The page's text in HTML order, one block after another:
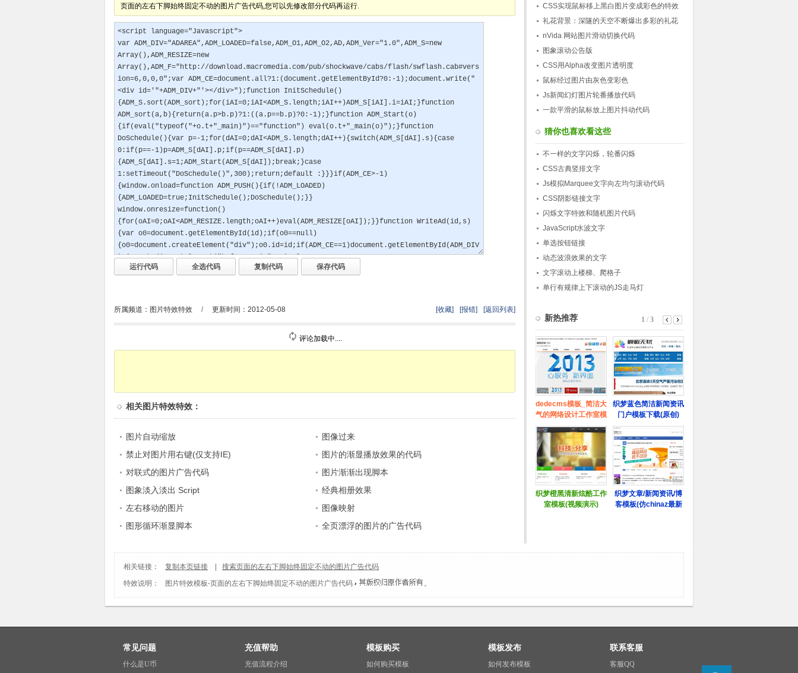
页面的左右下脚始终固定不动的图片广告代码,您可以先修改部分代码再运行.
所属频道： 图片特效特效 / 更新时间：2012-05-08 [收藏] [报错] [返回列表]
评论加载中....
相关图片特效特效 ：
图片自动缩放
图像过来
禁止对图片用右键(仅支持IE)
图片的渐显播放效果的代码
对联式的图片广告代码
图片渐渐出现脚本
图象淡入淡出 Script
经典相册效果
左右移动的图片
图像映射
图形循环渐显脚本
全页漂浮的图片的广告代码
放
CSS实现鼠标移上黑白图片变成彩色的特效
礼花背景：深隧的天空不断爆出多彩的礼花
nVida 网站图片滑动切换代码
图象滚动公告版
CSS用Alpha改变图片透明度
鼠标经过图片由灰色变彩色
Js新闻幻灯图片轮番播放代码
一款平滑的鼠标放上图片抖动代码
猜你也喜欢看这些
不一样的文字闪烁，轮番闪烁
CSS古典竖排文字
Js模拟Marquee文字向左均匀滚动代码
CSS阴影链接文字
闪烁文字特效和随机图片代码
JavaScript水波文字
单选按钮链接
动态波浪效果的文字
文字滚动上楼梯、爬格子
单行有规律上下滚动的JS走马灯
相关链接： 复制本页链接
搜索页面的左右下脚始终固定不动的图片广告代码
特效说明：
图片特效模板-页面的左右下脚始终固定不动的图片广告代码 。
常见问题
什么是U币
充值帮助
充值流程介绍
模板购买
如何购买模板
模板发布
如何发布模板
联系客服
客服QQ